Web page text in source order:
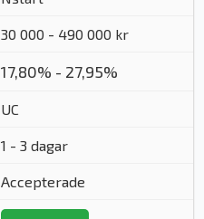
30 000 - 490 000 kr
17,80% - 27,95%
UC
1 - 3 dagar
Accepterade